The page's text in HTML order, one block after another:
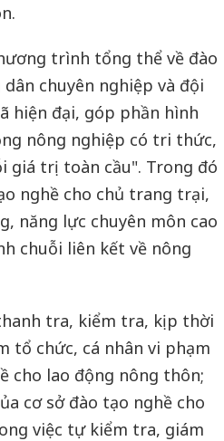
trình tổng thể về đào
chuyên nghiệp và đội
hiện đại, góp phần hình
nông nghiệp có tri thức,
giá trị toàn cầu". Trong đó
nghề cho chủ trang trại,
năng lực chuyên môn cao
chuỗi liên kết về nông
tra, kiểm tra, kịp thời
tổ chức, cá nhân vi phạm
cho lao động nông thôn;
cơ sở đào tạo nghề cho
việc tự kiểm tra, giám